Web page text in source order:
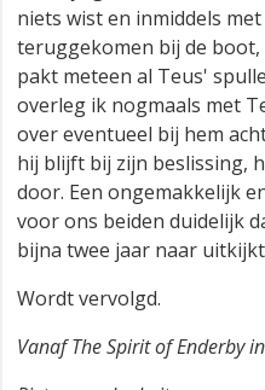
niets wist en inmiddels
teruggekomen bij de
pakt meteen al Teus'
overleg ik nogmaals met
over eventueel bij hem
hij blijft bij zijn beslissing,
door. Een ongemakkelijk
voor ons beiden duidelijk
bijna twee jaar naar
Wordt vervolgd.
Vanaf The Spirit of Enderby